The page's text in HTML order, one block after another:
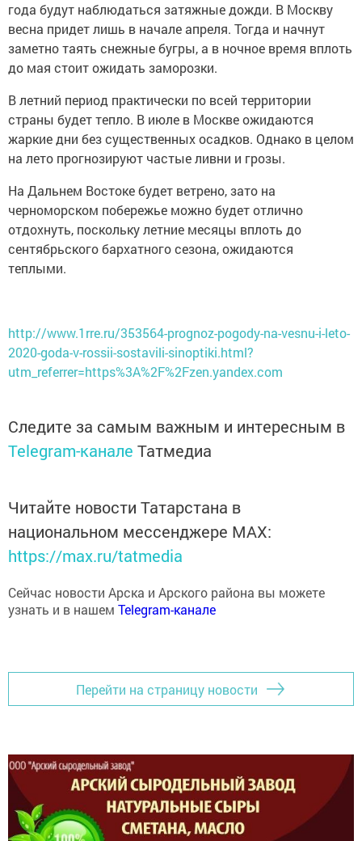
года будут наблюдаться затяжные дожди. В Москву
весна придет лишь в начале апреля. Тогда и начнут
заметно таять снежные бугры, а в ночное время вплоть
до мая стоит ожидать заморозки.
В летний период практически по всей территории
страны будет тепло. В июле в Москве ожидаются
жаркие дни без существенных осадков. Однако в целом
на лето прогнозируют частые ливни и грозы.
На Дальнем Востоке будет ветрено, зато на
черноморском побережье можно будет отлично
отдохнуть, поскольку летние месяцы вплоть до
сентябрьского бархатного сезона, ожидаются
теплыми.
http://www.1rre.ru/353564-prognoz-pogody-na-vesnu-i-leto-
2020-goda-v-rossii-sostavili-sinoptiki.html?
utm_referrer=https%3A%2F%2Fzen.yandex.com
Следите за самым важным и интересным в
Telegram-канале Татмедиа
Читайте новости Татарстана в
национальном мессенджере MАХ:
https://max.ru/tatmedia
Сейчас новости Арска и Арского района вы можете
узнать и в нашем Telegram-канале
Перейти на страницу новости